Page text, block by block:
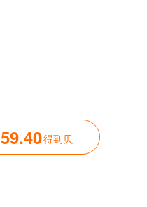
59.40得到贝